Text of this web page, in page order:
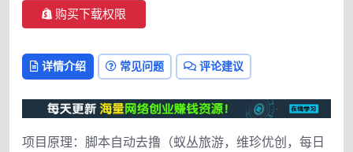
购买下载权限
详情介绍 常见问题 评论建议
项目原理：脚本自动去撸（蚁丛旅游，维珍优创，每日